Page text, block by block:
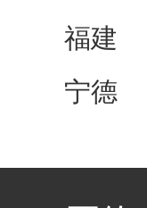
福建
宁德